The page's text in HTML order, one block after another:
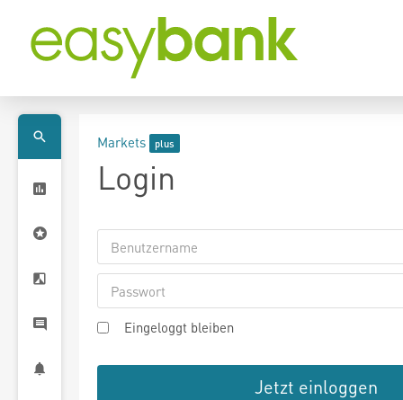
Markets
Login
Eingeloggt bleiben
Jetzt einloggen